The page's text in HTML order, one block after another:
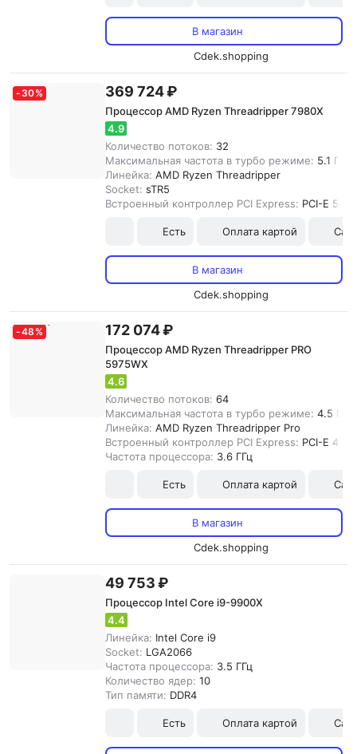
В магазин
Cdek.shopping
- 30% 369 724 ₽
Процессор AMD Ryzen Threadripper 7980X
4.9
Количество потоков: 32
Максимальная частота в турбо режиме: 5.1 ГГц
Линейка: AMD Ryzen Threadripper
Socket: sTR5
Встроенный контроллер PCI Express: PCI-E 5.0
Есть Оплата картой
В магазин
Cdek.shopping
-48 % 172 074 ₽
Процессор AMD Ryzen Threadripper PRO
5975WX
4.6
Количество потоков: 64
Максимальная частота в турбо режиме: 4.5 ГГц
Линейка: AMD Ryzen Threadripper Pro
Встроенный контроллер PCI Express: PCI-E 4.0
Частота процессора: 3.6 ГГц
Есть Оплата картой
В магазин
Cdek.shopping
49 753 ₽
Процессор Intel Core i9-9900X
4.4
Линейка: Intel Core i9
Socket: LGA2066
Частота процессора: 3.5 ГГц
Количество ядер: 10
Тип памяти: DDR4
Есть Оплата картой